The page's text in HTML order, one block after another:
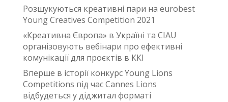
Розшукуються креативні пари на eurobest
Young Creatives Competition 2021
«Креативна Європа» в Україні та CIAU
організовують вебінари про ефективні
комунікації для проєктів в ККІ
Вперше в історії конкурс Young Lions
Competitions під час Cannes Lions
відбудеться у діджитал форматі